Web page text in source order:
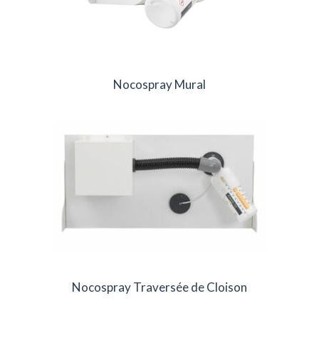
Nocospray Mural
Nocospray Traversée de Cloison